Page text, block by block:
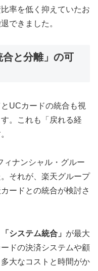
率を低く抑えていたお
できました。
と分離」の可
UCカードの統合も視
。これも「戻れる経
ィナンシャル・グルー
それが、楽天グループ
ードとの統合が検討さ
「システム統合」 が最大
ドの決済システムや顧
大なコストと時間がか